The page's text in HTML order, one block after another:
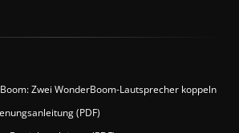
Zwei WonderBoom-Lautsprecher koppeln
(PDF)